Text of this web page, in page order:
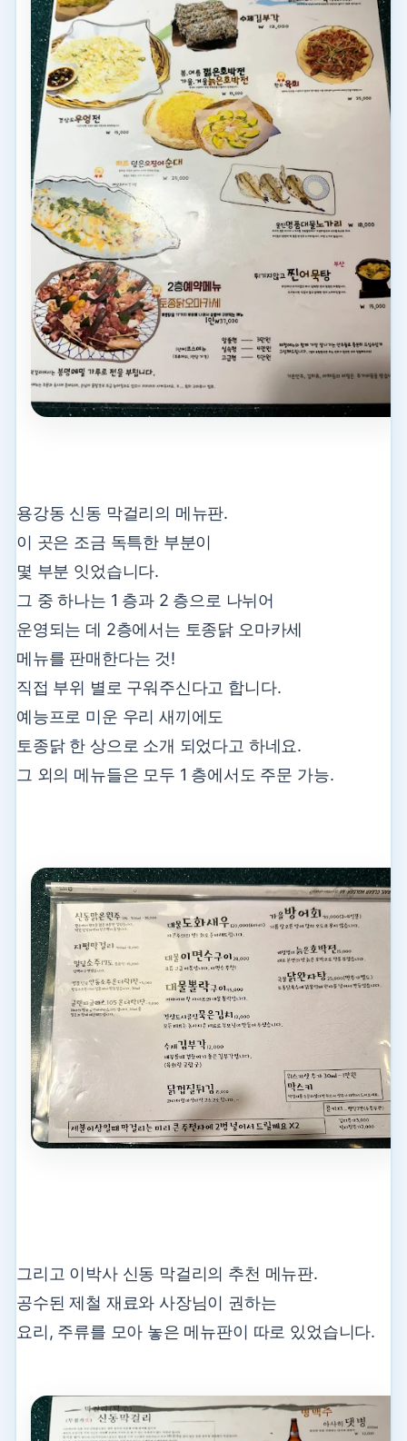
용강동 신동 막걸리의 메뉴판.
이 곳은 조금 독특한 부분이
몇 부분 잇었습니다.
그 중 하나는 1 층과 2 층으로 나뉘어
운영되는 데 2층에서는 토종닭 오마카세
메뉴를 판매한다는 것!
직접 부위 별로 구워주신다고 합니다.
예능프로 미운 우리 새끼에도
토종닭 한 상으로 소개 되었다고 하네요.
그 외의 메뉴들은 모두 1 층에서도 주문 가능.
그리고 이박사 신동 막걸리의 추천 메뉴판.
공수된 제철 재료와 사장님이 권하는
요리, 주류를 모아 놓은 메뉴판이 따로 있었습니다.